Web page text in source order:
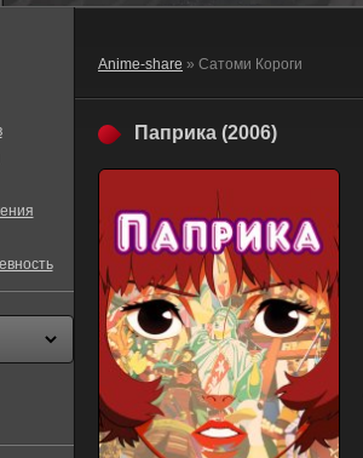
Anime-share » Сатоми Короги
Паприка (2006)